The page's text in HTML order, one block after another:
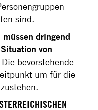
sind.
dringend
von
Die bevorstehende
um für die